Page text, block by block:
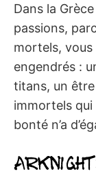
Dans la
passions,
mortels, vous
engendrés :
titans, un
immortels
bonté n’a